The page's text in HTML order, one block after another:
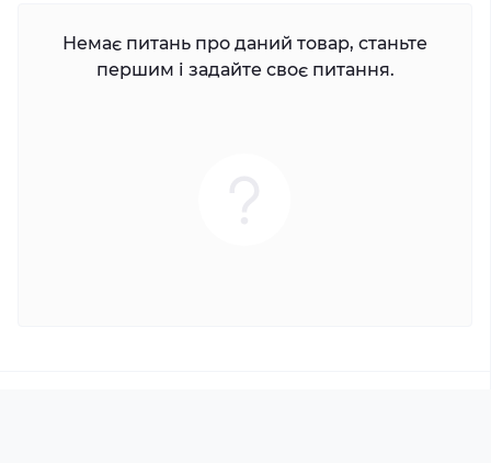
Немає питань про даний товар, станьте
першим і задайте своє питання.